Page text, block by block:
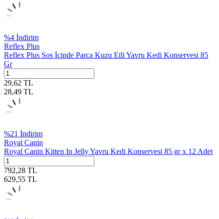
%4 İndirim
Reflex Plus
Reflex Plus Sos İçinde Parça Kuzu Etli Yavru Kedi Konservesi 85
Gr
29,62 TL
28,49 TL
%21 İndirim
Royal Canin
Royal Canin Kitten In Jelly Yavru Kedi Konservesi 85 gr x 12 Adet
792,28 TL
629,55 TL